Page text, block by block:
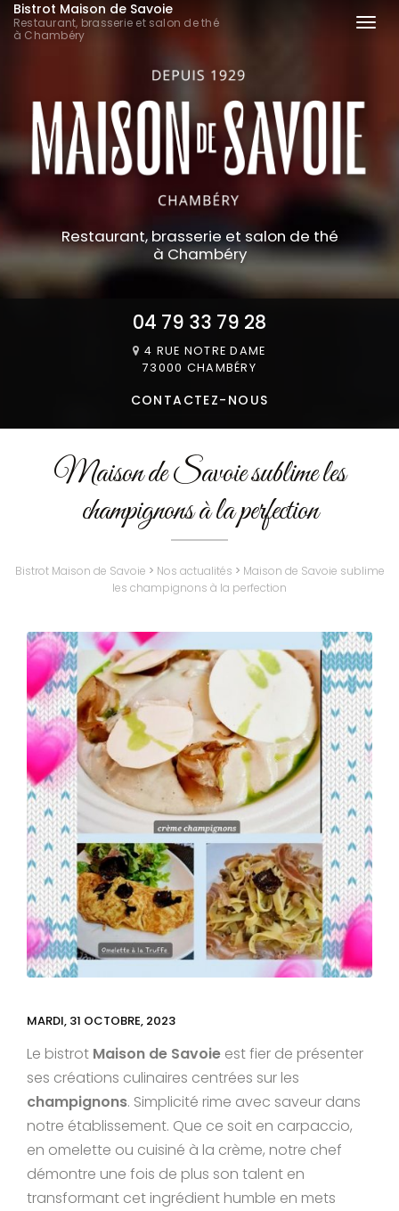
Aller
au
Bistrot Maison de Savoie
Restaurant, brasserie et salon de thé
à Chambéry
Restaurant, brasserie et salon de thé
à Chambéry
04 79 33 79 28
4 RUE NOTRE DAME
73000 CHAMBÉRY
CONTACTEZ- NOUS
Maison de Savoie sublime les
champignons à la perfection
Bistrot Maison de Savoie > Nos actualités > Maison de Savoie sublime
les champignons à la perfection
MARDI, 31 OCTOBRE, 2023
Le bistrot Maison de Savoie est fier de présenter
ses créations culinaires centrées sur les
champignons. Simplicité rime avec saveur dans
notre établissement. Que ce soit en carpaccio,
en omelette ou cuisiné à la crème, notre chef
démontre une fois de plus son talent en
transformant cet ingrédient humble en mets